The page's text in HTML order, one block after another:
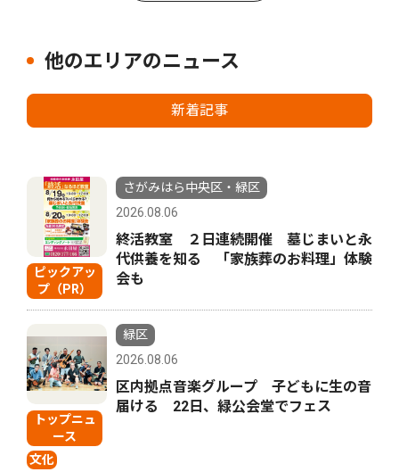
他のエリアのニュース
新着記事
ピックアッ
プ（PR）
さがみはら中央区・緑区
2026.08.06
終活教室 ２日連続開催 墓じまいと永
代供養を知る 「家族葬のお料理」体験
会も
トップニュ
ース
文化
緑区
2026.08.06
区内拠点音楽グループ 子どもに生の音
届ける 22日、緑公会堂でフェス